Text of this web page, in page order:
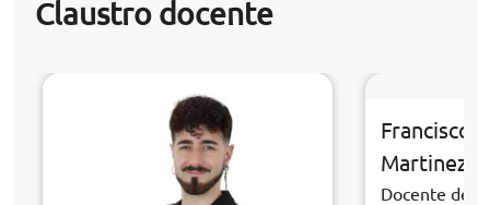
Claustro docente
Francisco
Martinez
Docente de